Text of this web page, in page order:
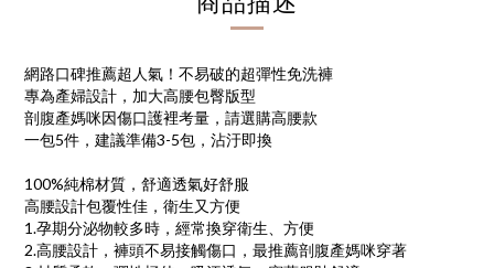
網路口碑推薦超人氣！不易破的超彈性免洗褲
專為產婦設計，加大高腰包臀版型
剖腹產媽咪因傷口護裡考量，請選購高腰款
一包5件，建議準備3-5包，沾汙即換
100%純棉材質，舒適透氣好舒服
高腰設計包覆性佳，衛生又方便
1.孕期分泌物較多時，經常換穿衛生、方便
2.高腰設計，褲頭不易接觸傷口，最推薦剖腹產媽咪穿著